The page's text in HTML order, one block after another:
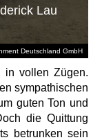
Deutschland GmbH
Lau
in vollen Zügen.
sympathischen
guten Ton und
die Quittung
betrunken sein